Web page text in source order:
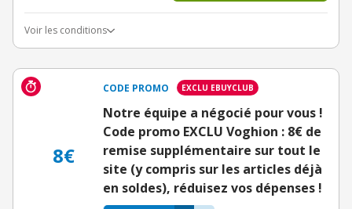
Voir les conditions
8€
CODE PROMO EXCLU EBUYCLUB
Notre équipe a négocié pour vous !
Code promo EXCLU Voghion : 8€ de
remise supplémentaire sur tout le
site (y compris sur les articles déjà
en soldes), réduisez vos dépenses !